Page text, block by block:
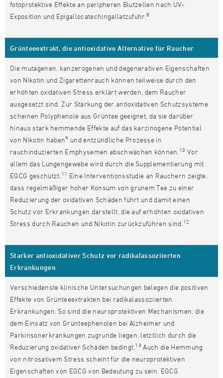
fotoprotektive Effekte an peripheren Blutzellen nach UV-
Exposition und Epigallocatechingallatzufuhr.8
Grünteeextrakt, die antioxidative Alternative für Raucher
Die mutagenen, kanzerogenen und degenerativen Eigenschaften
von Nikotin und Zigarettenrauch können teilweise durch den
erhöhten oxidativen Stress erklärt werden, dem Raucher
ausgesetzt sind. Zur Stärkung der antioxidativen Schutzsysteme
scheinen Polyphenole aus Grüntee geeignet, da sie darüber
hinaus stark hemmende Effekte auf das karzinogene Potential
von Nikotin haben9 und entzündliche Prozesse in
rauchinduzierten Emphysemen abschwächen können. 10 Vor
allem das Lungengewebe wird durch die Supplementierung mit
EGCG geschützt. 11 Eine Interventionsstudie an Rauchern zeigte,
dass regelmäßiger hoher Konsum von grünem Tee zu einer
Reduzierung der oxidativen Schäden führt und damit einen
Schutz vor Erkrankungen darstellt, die auf erhöhten oxidativen
Stress durch Rauchen und Nikotin zurückzuführen sind. 12
Starker antioxidativer Schutz vor radikalassoziierten
Erkrankungen
Verschiedenste klinische Untersuchungen belegen die positiven
Effekte von Grünteeextrakten bei radikalassoziierten
Erkrankungen. So sind die neuroprotektiven Mechanismen, die
dem Einsatz von Grünteephenolen bei Alzheimer und
Parkinsonerkrankungen zugrunde liegen, letztlich durch die
Reduzierung oxidativer Schäden bedingt. 13 Auch die Hemmung
von nitrosativem Stress scheint für die neuroprotektiven
Eigenschaften von EGCG von Bedeutung zu sein. EGCG